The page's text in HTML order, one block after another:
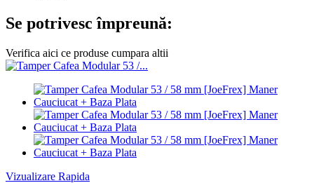
Se potrivesc împreună:
Verifica aici ce produse cumpara altii
Vizualizare Rapida